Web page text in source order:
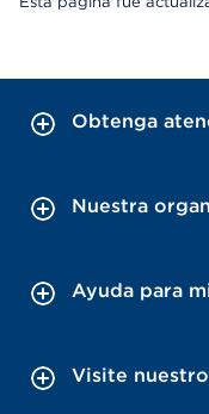
Obtenga
Nuestra
Ayuda para
Visite